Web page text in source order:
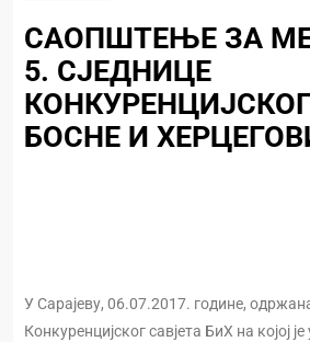
САОПШТЕЊЕ ЗА
5. СЈЕДНИЦЕ
БОСНЕ И
У Сарајеву, 06.07.2017. године,
Конкуренцијског савјета БиХ на којој